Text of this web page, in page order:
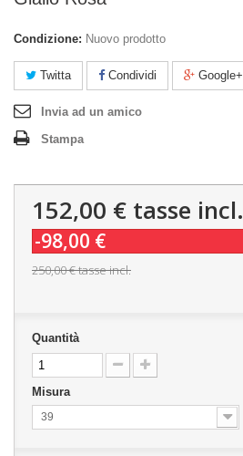
Condizione: Nuovo prodotto
Twitta Condividi Google+
Invia ad un amico
Stampa
152,00 € tasse incl.
-98,00 €
250,00 €tasse incl.
Quantità
Misura
39